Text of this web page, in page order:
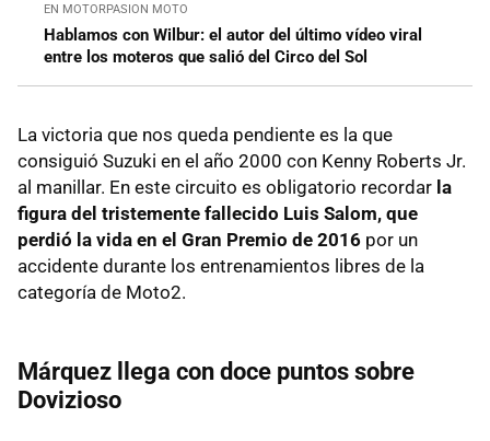
EN MOTORPASION MOTO
Hablamos con Wilbur: el autor del último vídeo viral
entre los moteros que salió del Circo del Sol
La victoria que nos queda pendiente es la que
consiguió Suzuki en el año 2000 con Kenny Roberts Jr.
al manillar. En este circuito es obligatorio recordar la
figura del tristemente fallecido Luis Salom, que
perdió la vida en el Gran Premio de 2016 por un
accidente durante los entrenamientos libres de la
categoría de Moto2.
Márquez llega con doce puntos sobre
Dovizioso